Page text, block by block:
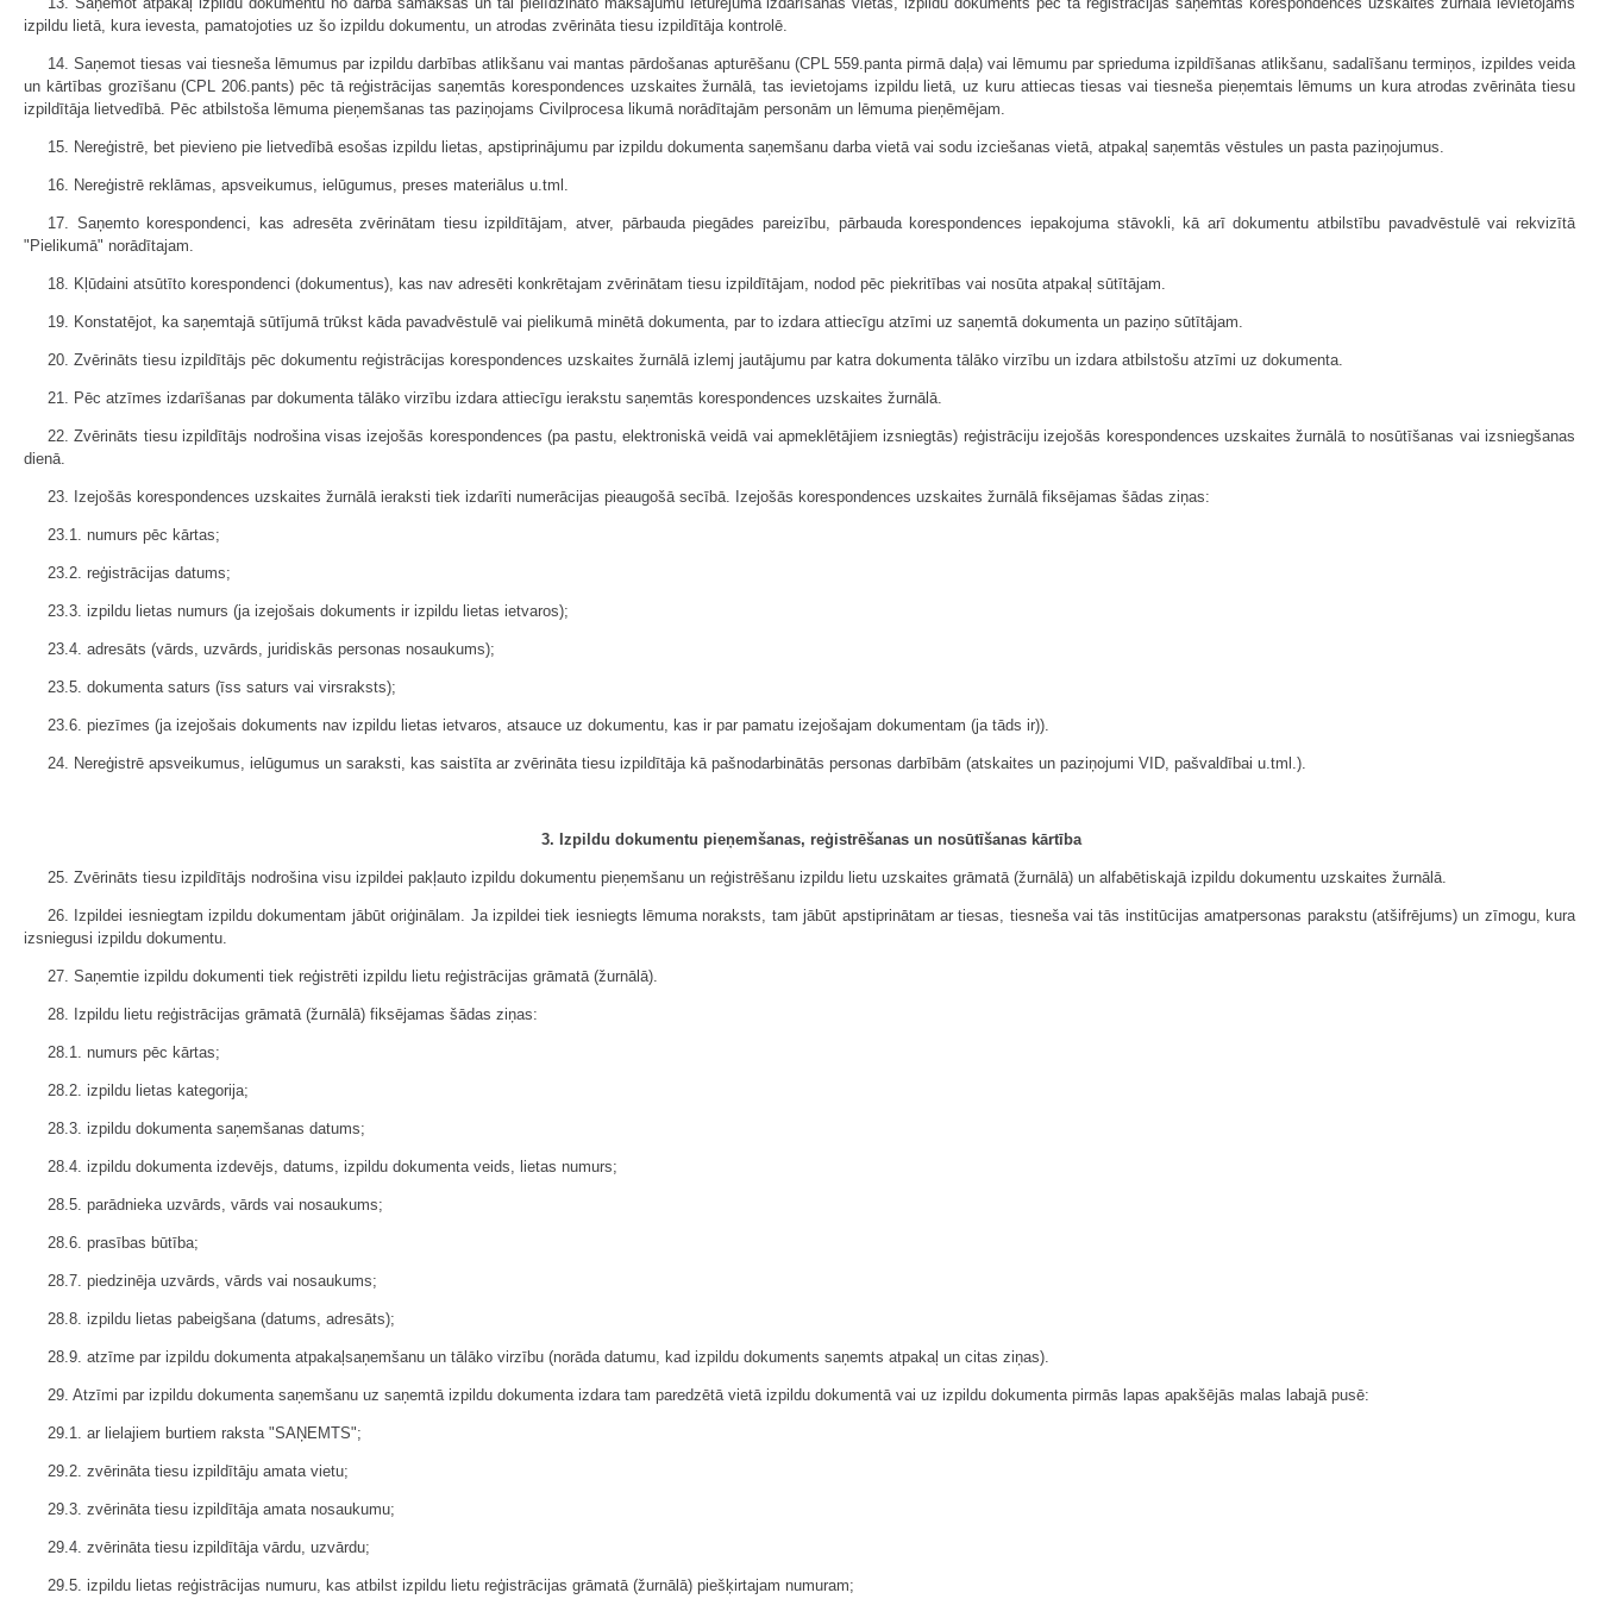
izpildu lietā, kura ievesta, pamatojoties uz šo izpildu dokumentu, un atrodas zvērināta tiesu izpildītāja kontrolē.
14. Saņemot tiesas vai tiesneša lēmumus par izpildu darbības atlikšanu vai mantas pārdošanas apturēšanu (CPL 559.panta pirmā daļa) vai lēmumu par sprieduma izpildīšanas atlikšanu, sadalīšanu termiņos, izpildes veida
un kārtības grozīšanu (CPL 206.pants) pēc tā reģistrācijas saņemtās korespondences uzskaites žurnālā, tas ievietojams izpildu lietā, uz kuru attiecas tiesas vai tiesneša pieņemtais lēmums un kura atrodas zvērināta tiesu
izpildītāja lietvedībā. Pēc atbilstoša lēmuma pieņemšanas tas paziņojams Civilprocesa likumā norādītajām personām un lēmuma pieņēmējam.
15. Nereģistrē, bet pievieno pie lietvedībā esošas izpildu lietas, apstiprinājumu par izpildu dokumenta saņemšanu darba vietā vai sodu izciešanas vietā, atpakaļ saņemtās vēstules un pasta paziņojumus.
16. Nereģistrē reklāmas, apsveikumus, ielūgumus, preses materiālus u.tml.
17. Saņemto korespondenci, kas adresēta zvērinātam tiesu izpildītājam, atver, pārbauda piegādes pareizību, pārbauda korespondences iepakojuma stāvokli, kā arī dokumentu atbilstību pavadvēstulē vai rekvizītā
"Pielikumā" norādītajam.
18. Kļūdaini atsūtīto korespondenci (dokumentus), kas nav adresēti konkrētajam zvērinātam tiesu izpildītājam, nodod pēc piekritības vai nosūta atpakaļ sūtītājam.
19. Konstatējot, ka saņemtajā sūtījumā trūkst kāda pavadvēstulē vai pielikumā minētā dokumenta, par to izdara attiecīgu atzīmi uz saņemtā dokumenta un paziņo sūtītājam.
20. Zvērināts tiesu izpildītājs pēc dokumentu reģistrācijas korespondences uzskaites žurnālā izlemj jautājumu par katra dokumenta tālāko virzību un izdara atbilstošu atzīmi uz dokumenta.
21. Pēc atzīmes izdarīšanas par dokumenta tālāko virzību izdara attiecīgu ierakstu saņemtās korespondences uzskaites žurnālā.
22. Zvērināts tiesu izpildītājs nodrošina visas izejošās korespondences (pa pastu, elektroniskā veidā vai apmeklētājiem izsniegtās) reģistrāciju izejošās korespondences uzskaites žurnālā to nosūtīšanas vai izsniegšanas
dienā.
23. Izejošās korespondences uzskaites žurnālā ieraksti tiek izdarīti numerācijas pieaugošā secībā. Izejošās korespondences uzskaites žurnālā fiksējamas šādas ziņas:
23.1. numurs pēc kārtas;
23.2. reģistrācijas datums;
23.3. izpildu lietas numurs (ja izejošais dokuments ir izpildu lietas ietvaros);
23.4. adresāts (vārds, uzvārds, juridiskās personas nosaukums);
23.5. dokumenta saturs (īss saturs vai virsraksts);
23.6. piezīmes (ja izejošais dokuments nav izpildu lietas ietvaros, atsauce uz dokumentu, kas ir par pamatu izejošajam dokumentam (ja tāds ir)).
24. Nereģistrē apsveikumus, ielūgumus un saraksti, kas saistīta ar zvērināta tiesu izpildītāja kā pašnodarbinātās personas darbībām (atskaites un paziņojumi VID, pašvaldībai u.tml.).
3. Izpildu dokumentu pieņemšanas, reģistrēšanas un nosūtīšanas kārtība
25. Zvērināts tiesu izpildītājs nodrošina visu izpildei pakļauto izpildu dokumentu pieņemšanu un reģistrēšanu izpildu lietu uzskaites grāmatā (žurnālā) un alfabētiskajā izpildu dokumentu uzskaites žurnālā.
26. Izpildei iesniegtam izpildu dokumentam jābūt oriģinālam. Ja izpildei tiek iesniegts lēmuma noraksts, tam jābūt apstiprinātam ar tiesas, tiesneša vai tās institūcijas amatpersonas parakstu (atšifrējums) un zīmogu, kura
izsniegusi izpildu dokumentu.
27. Saņemtie izpildu dokumenti tiek reģistrēti izpildu lietu reģistrācijas grāmatā (žurnālā).
28. Izpildu lietu reģistrācijas grāmatā (žurnālā) fiksējamas šādas ziņas:
28.1. numurs pēc kārtas;
28.2. izpildu lietas kategorija;
28.3. izpildu dokumenta saņemšanas datums;
28.4. izpildu dokumenta izdevējs, datums, izpildu dokumenta veids, lietas numurs;
28.5. parādnieka uzvārds, vārds vai nosaukums;
28.6. prasības būtība;
28.7. piedzinēja uzvārds, vārds vai nosaukums;
28.8. izpildu lietas pabeigšana (datums, adresāts);
28.9. atzīme par izpildu dokumenta atpakaļsaņemšanu un tālāko virzību (norāda datumu, kad izpildu dokuments saņemts atpakaļ un citas ziņas).
29. Atzīmi par izpildu dokumenta saņemšanu uz saņemtā izpildu dokumenta izdara tam paredzētā vietā izpildu dokumentā vai uz izpildu dokumenta pirmās lapas apakšējās malas labajā pusē:
29.1. ar lielajiem burtiem raksta "SAŅEMTS";
29.2. zvērināta tiesu izpildītāju amata vietu;
29.3. zvērināta tiesu izpildītāja amata nosaukumu;
29.4. zvērināta tiesu izpildītāja vārdu, uzvārdu;
29.5. izpildu lietas reģistrācijas numuru, kas atbilst izpildu lietu reģistrācijas grāmatā (žurnālā) piešķirtajam numuram;